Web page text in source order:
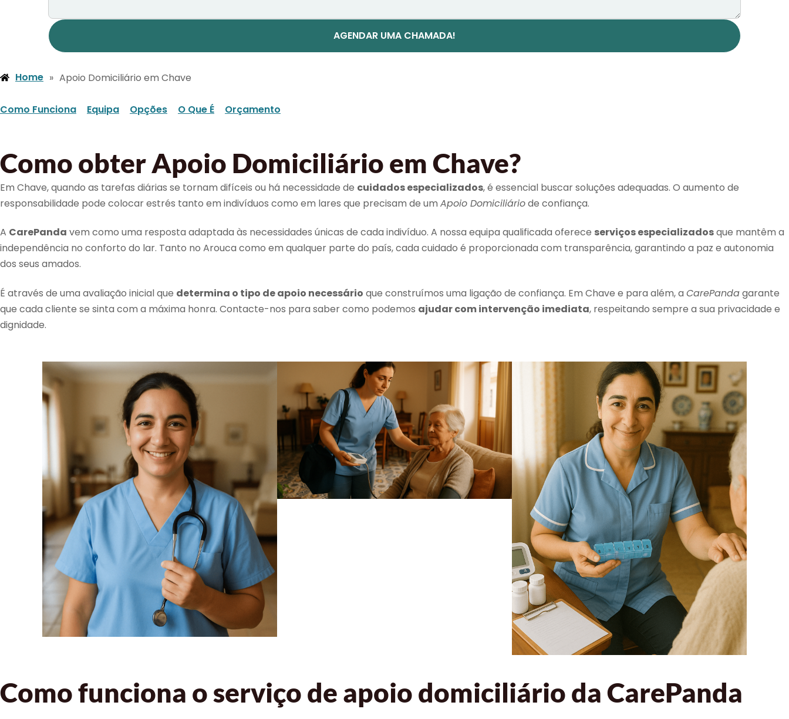
AGENDAR UMA CHAMADA!
Home » Apoio Domiciliário em Chave
Como Funciona Equipa Opções O Que É Orçamento
Como obter Apoio Domiciliário em Chave?
Em Chave, quando as tarefas diárias se tornam difíceis ou há necessidade de cuidados especializados, é essencial buscar soluções adequadas. O aumento de
responsabilidade pode colocar estrés tanto em indivíduos como em lares que precisam de um Apoio Domiciliáriode confiança.
A CarePanda vem como uma resposta adaptada às necessidades únicas de cada indivíduo. A nossa equipa qualificada oferece serviços especializadosque mantêm a
independência no conforto do lar. Tanto no Arouca como em qualquer parte do país, cada cuidado é proporcionada com transparência, garantindo a paz e autonomia
dos seus amados.
É através de uma avaliação inicial que determina o tipo de apoio necessário que construímos uma ligação de confiança. Em Chave e para além, a CarePandagarante
que cada cliente se sinta com a máxima honra. Contacte-nos para saber como podemos ajudar com intervenção imediata, respeitando sempre a sua privacidade e
dignidade.
Como funciona o serviço de apoio domiciliário da CarePanda